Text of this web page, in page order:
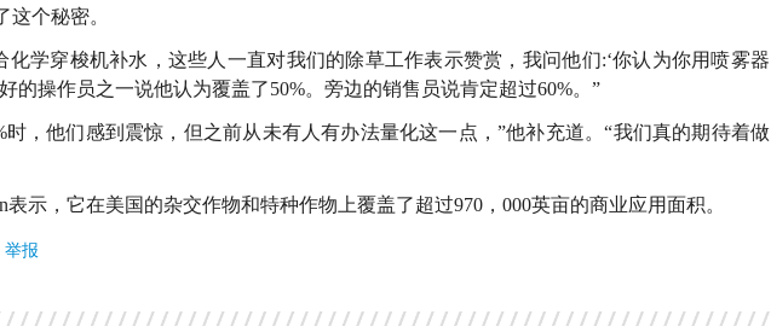
个秘密。
化学穿梭机补水，这些人一直对我们的除草工作表示赞赏，我问他们:‘你认为你用喷雾器
的操作员之一说他认为覆盖了50%。旁边的销售员说肯定超过60%。”
时，他们感到震惊，但之前从未有人有办法量化这一点，”他补充道。“我们真的期待着做
表示，它在美国的杂交作物和特种作物上覆盖了超过970，000英亩的商业应用面积。
举报